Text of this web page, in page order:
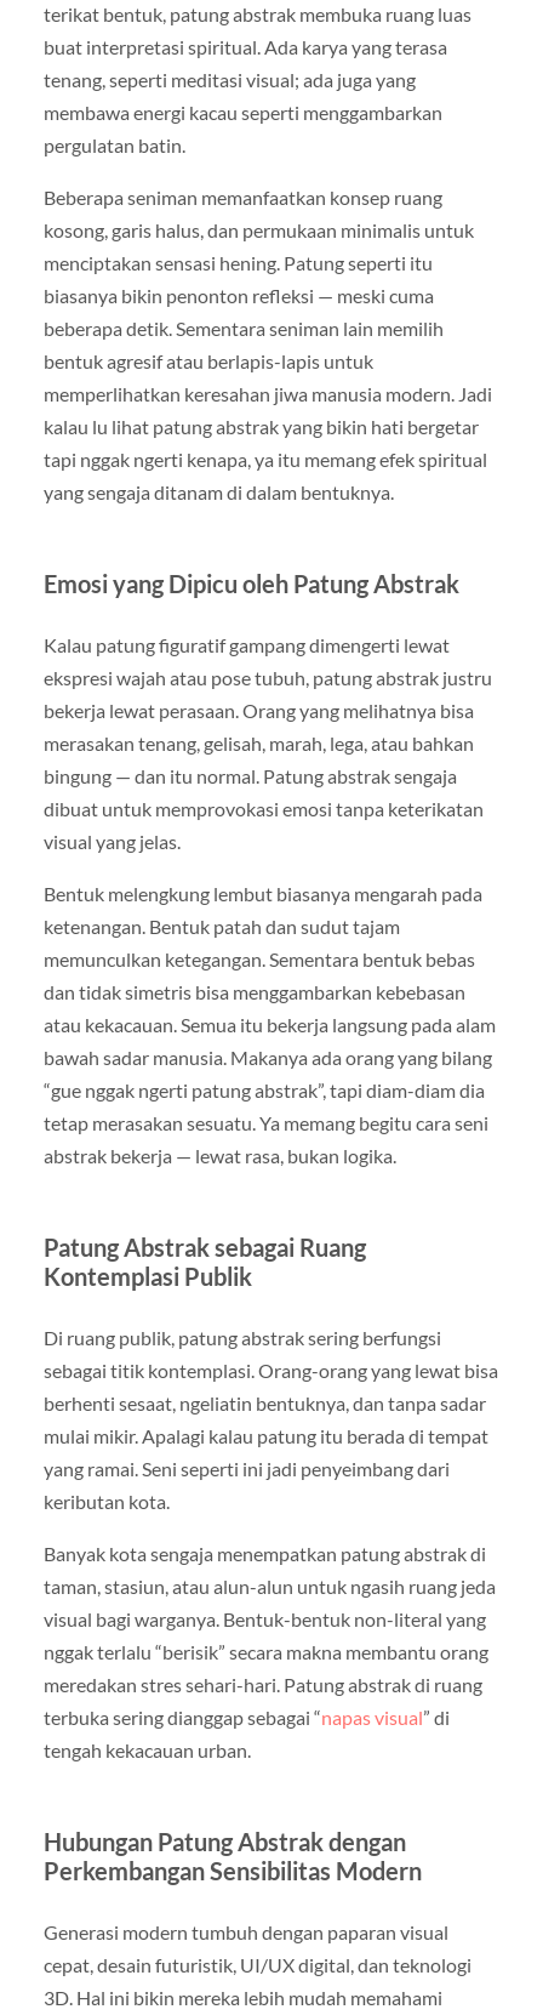
terikat bentuk, patung abstrak membuka ruang luas
buat interpretasi spiritual. Ada karya yang terasa
tenang, seperti meditasi visual; ada juga yang
membawa energi kacau seperti menggambarkan
pergulatan batin.
Beberapa seniman memanfaatkan konsep ruang
kosong, garis halus, dan permukaan minimalis untuk
menciptakan sensasi hening. Patung seperti itu
biasanya bikin penonton refleksi — meski cuma
beberapa detik. Sementara seniman lain memilih
bentuk agresif atau berlapis-lapis untuk
memperlihatkan keresahan jiwa manusia modern. Jadi
kalau lu lihat patung abstrak yang bikin hati bergetar
tapi nggak ngerti kenapa, ya itu memang efek spiritual
yang sengaja ditanam di dalam bentuknya.
Emosi yang Dipicu oleh Patung Abstrak
Kalau patung figuratif gampang dimengerti lewat
ekspresi wajah atau pose tubuh, patung abstrak justru
bekerja lewat perasaan. Orang yang melihatnya bisa
merasakan tenang, gelisah, marah, lega, atau bahkan
bingung — dan itu normal. Patung abstrak sengaja
dibuat untuk memprovokasi emosi tanpa keterikatan
visual yang jelas.
Bentuk melengkung lembut biasanya mengarah pada
ketenangan. Bentuk patah dan sudut tajam
memunculkan ketegangan. Sementara bentuk bebas
dan tidak simetris bisa menggambarkan kebebasan
atau kekacauan. Semua itu bekerja langsung pada alam
bawah sadar manusia. Makanya ada orang yang bilang
“gue nggak ngerti patung abstrak”, tapi diam-diam dia
tetap merasakan sesuatu. Ya memang begitu cara seni
abstrak bekerja — lewat rasa, bukan logika.
Patung Abstrak sebagai Ruang
Kontemplasi Publik
Di ruang publik, patung abstrak sering berfungsi
sebagai titik kontemplasi. Orang-orang yang lewat bisa
berhenti sesaat, ngeliatin bentuknya, dan tanpa sadar
mulai mikir. Apalagi kalau patung itu berada di tempat
yang ramai. Seni seperti ini jadi penyeimbang dari
keributan kota.
Banyak kota sengaja menempatkan patung abstrak di
taman, stasiun, atau alun-alun untuk ngasih ruang jeda
visual bagi warganya. Bentuk-bentuk non-literal yang
nggak terlalu “berisik” secara makna membantu orang
meredakan stres sehari-hari. Patung abstrak di ruang
terbuka sering dianggap sebagai “napas visual” di
tengah kekacauan urban.
Hubungan Patung Abstrak dengan
Perkembangan Sensibilitas Modern
Generasi modern tumbuh dengan paparan visual
cepat, desain futuristik, UI/UX digital, dan teknologi
3D. Hal ini bikin mereka lebih mudah memahami